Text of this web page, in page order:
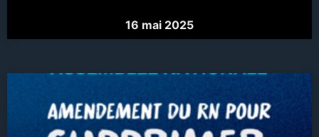
16 mai 2025